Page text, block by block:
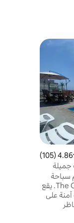
التقييم 4.86 من 5، 105 مراجعات
4.86 (105)
جميلة
سباحة
وشواية، ويقع على قمة The Chanque Hill. يقع
على